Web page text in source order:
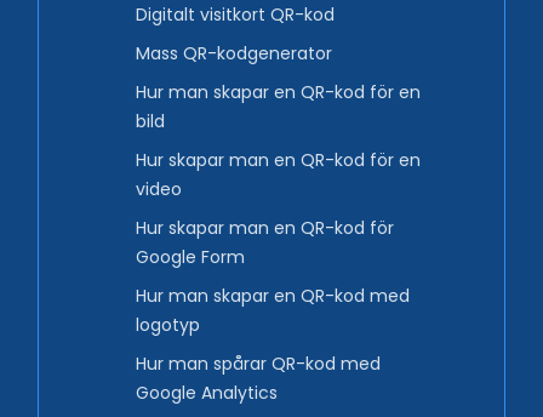
Digitalt visitkort QR-kod
Mass QR-kodgenerator
Hur man skapar en QR-kod för en
bild
Hur skapar man en QR-kod för en
video
Hur skapar man en QR-kod för
Google Form
Hur man skapar en QR-kod med
logotyp
Hur man spårar QR-kod med
Google Analytics